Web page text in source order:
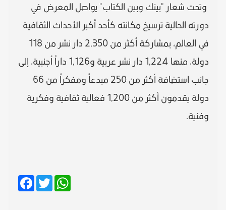
وتحت شعار "بينك وبين الكتاب" يواصل المعرض في
دورته الحالية ترسيخ مكانته كأحد أكبر الأحداث الثقافية
في العالم، بمشاركة أكثر من 2,350 دار نشر من 118
دولة، منها 1,224 دار نشر عربية و1,126 داراً أجنبية، إلى
جانب استضافة أكثر من 250 مبدعاً ومفكراً من 66
دولة يقدمون أكثر من 1,200 فعالية ثقافية وفكرية
وفنية.
Facebook
Twitter